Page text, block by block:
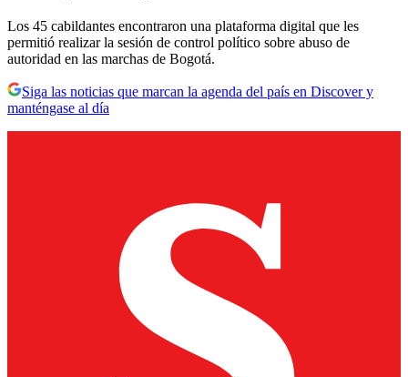
Los 45 cabildantes encontraron una plataforma digital que les
permitió realizar la sesión de control político sobre abuso de
autoridad en las marchas de Bogotá.
Siga las noticias que marcan la agenda del país en Discover y
manténgase al día